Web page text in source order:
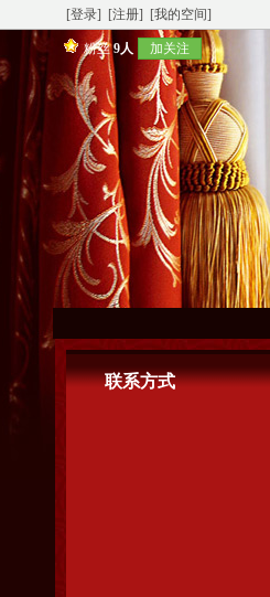
[登录] [注册] [我的空间]
粉丝9人 加关注
联系方式